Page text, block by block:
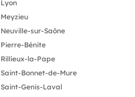
Lyon
Meyzieu
Neuville-sur-Saône
Pierre-Bénite
Rillieux-la-Pape
Saint-Bonnet-de-Mure
Saint-Genis-Laval